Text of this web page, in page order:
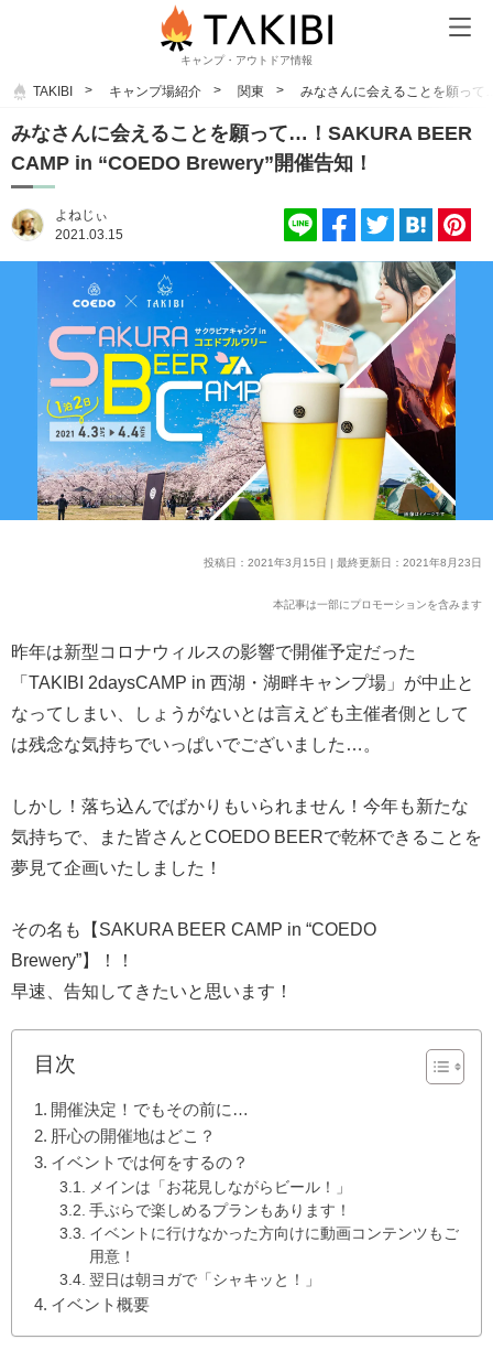
キャンプ・アウトドア情報
TAKIBI キャンプ場紹介 関東 みなさんに会えることを願って
みなさんに会えることを願って…！SAKURA BEER
CAMP in “COEDO Brewery”開催告知！
よねじぃ
2021.03.15
投稿日：2021年3月15日 | 最終更新日：2021年8月23日
本記事は一部にプロモーションを含みます
昨年は新型コロナウィルスの影響で開催予定だった
「TAKIBI 2daysCAMP in 西湖・湖畔キャンプ場」が中止と
なってしまい、しょうがないとは言えども主催者側として
は残念な気持ちでいっぱいでございました…。
しかし！落ち込んでばかりもいられません！今年も新たな
気持ちで、また皆さんとCOEDO BEERで乾杯できることを
夢見て企画いたしました！
その名も【SAKURA BEER CAMP in “COEDO
Brewery”】！！
早速、告知してきたいと思います！
目次
開催決定！でもその前に…
肝心の開催地はどこ？
イベントでは何をするの？
メインは「お花見しながらビール！」
手ぶらで楽しめるプランもあります！
イベントに行けなかった方向けに動画コンテンツもご
用意！
翌日は朝ヨガで「シャキッと！」
イベント概要